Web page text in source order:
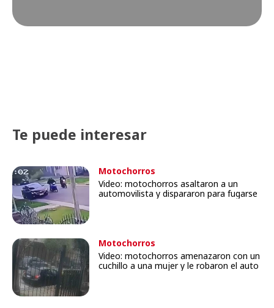
Te puede interesar
Motochorros
Video: motochorros asaltaron a un
automovilista y dispararon para fugarse
Motochorros
Video: motochorros amenazaron con un
cuchillo a una mujer y le robaron el auto